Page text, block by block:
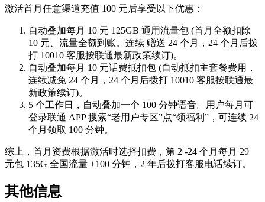
激活首月任意渠道充值 100 元后享受以下优惠：
自动叠加每月 10 元 125GB 通用流量包 (首月全额扣除
10 元、流量全额到账。连续 赠送 24 个月，24 个月后拨
打 10010 客服按联通最新政策续订)。
自动叠加每月 10 元话费抵扣包 (自动抵扣主套餐费用，
连续减免 24 个月，24 个月后拨打 10010 客服按联通最
新政策续订)。
5 个工作日，自动叠加一个 100 分钟语音。用户每月可
登录联通 APP 搜索“老用户专区”点“领福利”，可连续 24
个月领取 100 分钟。
综上，首月资费根据激活时选择扣费，第 2 -24 个月每月 29
元包 135G 全国流量 +100 分钟，2 年后拨打客服电话续订。
其他信息